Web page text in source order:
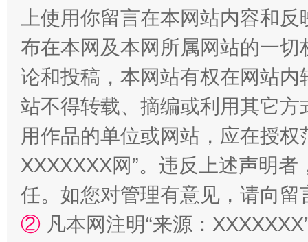
扯下公款旅游的“隐身衣” 如何以
上使用你留言在本网站内容和
布在本网及本网所属网站的一
论和投稿，本网站有权在网站
站不得转载、摘编或利用其它
用作品的单位或网站，应在授
XXXXXXX网”。违反上述声明
任。如您对管理有意见，请向
② 凡本网注明“来源：